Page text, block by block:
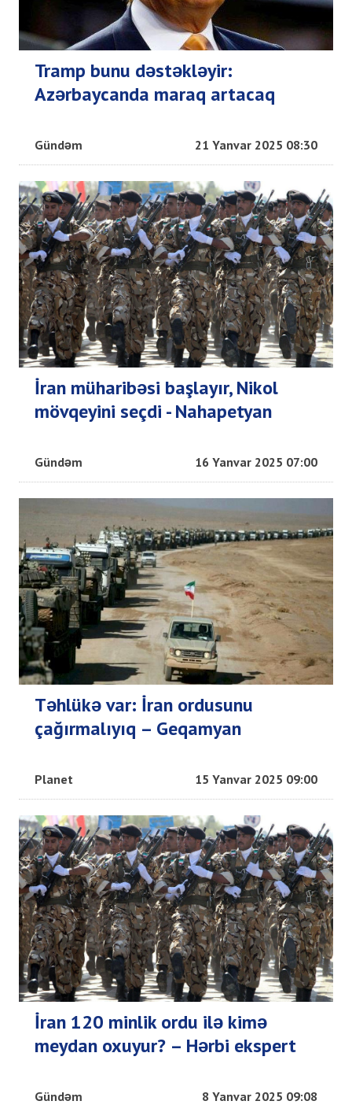
Tramp bunu dəstəkləyir:
Azərbaycanda maraq artacaq
Gündəm 21 Yanvar 2025 08:30
İran müharibəsi başlayır, Nikol
mövqeyini seçdi - Nahapetyan
Gündəm 16 Yanvar 2025 07:00
Təhlükə var: İran ordusunu
çağırmalıyıq – Geqamyan
Planet 15 Yanvar 2025 09:00
İran 120 minlik ordu ilə kimə
meydan oxuyur? – Hərbi ekspert
Gündəm 8 Yanvar 2025 09:08